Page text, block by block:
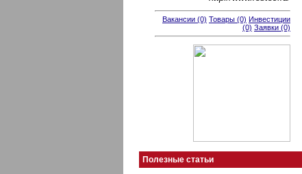
Вакансии (0) Товары (0) Инвестиции
(0) Заявки (0)
Полезные статьи